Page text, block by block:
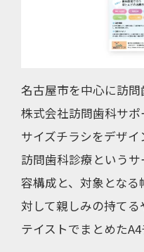
名古屋市を中心に訪問
株式会社訪問歯科サ
サイズチラシをデザイ
訪問歯科診療という
容構成と、対象とな
対して親しみの持て
テイストでまとめた